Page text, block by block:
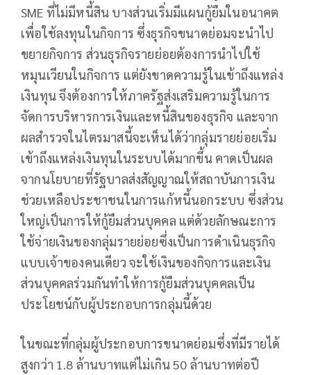
SME ที่ไม่มีหนี้สิน บางส่วนเริ่มมีแผนกู้ยืมในอนาคต
เพื่อใช้ลงทุนในกิจการ ซึ่งธุรกิจขนาดย่อมจะนำไป
ขยายกิจการ ส่วนธุรกิจรายย่อยต้องการนำไปใช้
หมุนเวียนในกิจการ แต่ยังขาดความรู้ในเข้าถึงแหล่ง
เงินทุน จึงต้องการให้ภาครัฐส่งเสริมความรู้ในการ
จัดการบริหารการเงินและหนี้สินของธุรกิจ และจาก
ผลสำรวจในไตรมาสนี้จะเห็นได้ว่ากลุ่มรายย่อยเริ่ม
เข้าถึงแหล่งเงินทุนในระบบได้มากขึ้น คาดเป็นผล
จากนโยบายที่รัฐบาลส่งสัญญาณให้สถาบันการเงิน
ช่วยเหลือประชาชนในการแก้หนี้นอกระบบ ซึ่งส่วน
ใหญ่เป็นการให้กู้ยืมส่วนบุคคล แต่ด้วยลักษณะการ
ใช้จ่ายเงินของกลุ่มรายย่อยซึ่งเป็นการดำเนินธุรกิจ
แบบเจ้าของคนเดียว จะใช้เงินของกิจการและเงิน
ส่วนบุคคลร่วมกันทำให้การกู้ยืมส่วนบุคคลเป็น
ประโยชน์กับผู้ประกอบการกลุ่มนี้ด้วย
ในขณะที่กลุ่มผู้ประกอบการขนาดย่อมซึ่งที่มีรายได้
สูงกว่า 1.8 ล้านบาทแต่ไม่เกิน 50 ล้านบาทต่อปี